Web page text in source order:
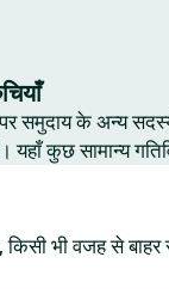
समुदाय के अन्य
यहाँ कुछ सामान्य
किसी भी वजह से बाहर